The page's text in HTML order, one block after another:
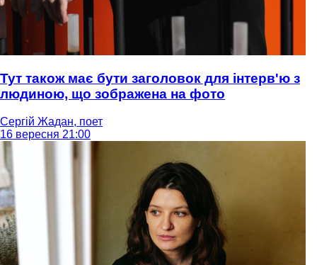
Тут також має бути заголовок для інтерв'ю з
людиною, що зображена на фото
Сергій Жадан, поет
16 вересня 21:00